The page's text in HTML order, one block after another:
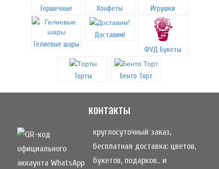
Горшечные Конфеты Игрушки
Гелиевые шары
Доставим!
ФУД Букеты
Торты Бенто Торт
контакты
круглосуточный заказ,
бесплатная доставка: цветов,
букетов, подарков.. и